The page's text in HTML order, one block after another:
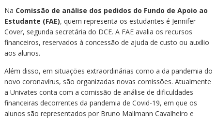
Na Comissão de análise dos pedidos do Fundo de Apoio ao
Estudante (FAE), quem representa os estudantes é Jennifer
Cover, segunda secretária do DCE. A FAE avalia os recursos
financeiros, reservados à concessão de ajuda de custo ou auxílio
aos alunos.
Além disso, em situações extraordinárias como a da pandemia do
novo coronavírus, são organizadas novas comissões. Atualmente
a Univates conta com a comissão de análise de dificuldades
financeiras decorrentes da pandemia de Covid-19, em que os
alunos são representados por Bruno Mallmann Cavalheiro e